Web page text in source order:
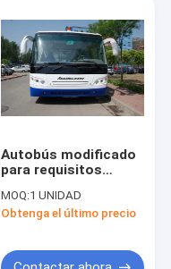
Autobús modificado
para requisitos
delantal del
aeropuerto de 51
del aeropuerto del
MOQ:1 UNIDAD
Obtenga el último precio